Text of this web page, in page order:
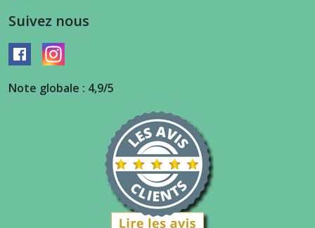
Suivez nous
Note globale : 4,9/5